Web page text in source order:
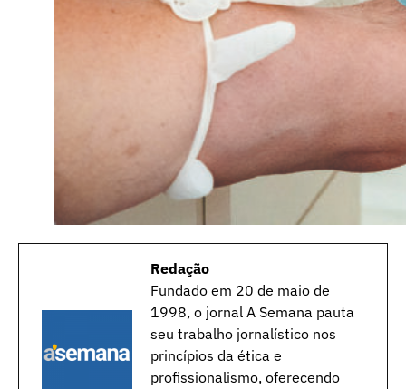
Redação
Fundado em 20 de maio de
1998, o jornal A Semana pauta
seu trabalho jornalístico nos
princípios da ética e
profissionalismo, oferecendo